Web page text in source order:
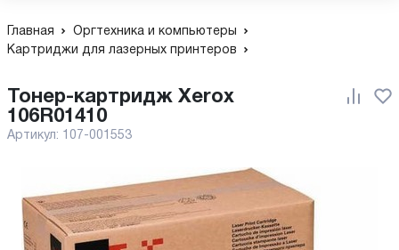
Главная
Оргтехника и компьютеры
Картриджи для лазерных принтеров
106R01410
Артикул: 107-001553